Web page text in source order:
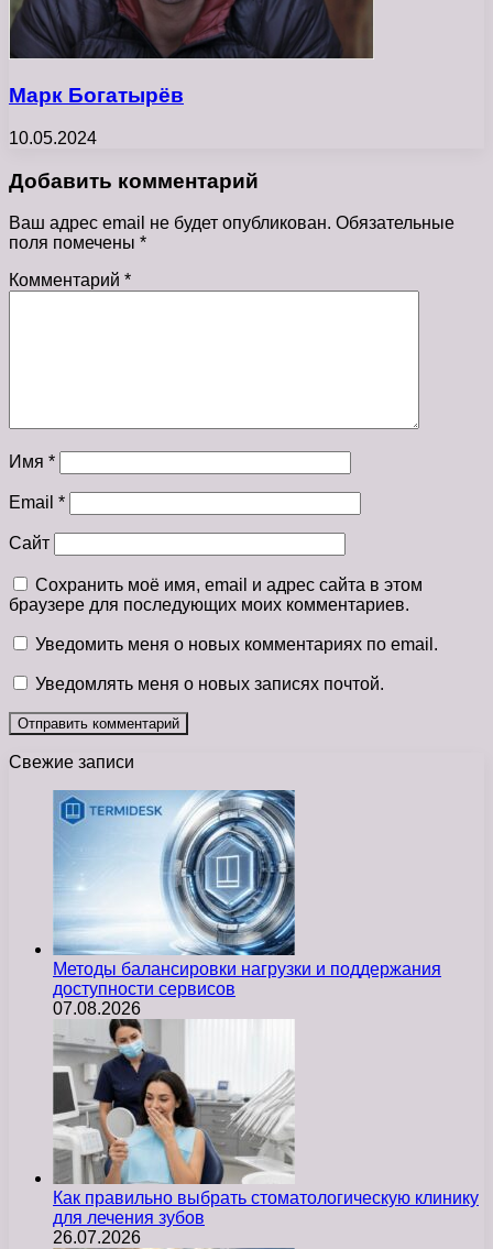
Марк Богатырёв
10.05.2024
Добавить комментарий
Ваш адрес email не будет опубликован. Обязательные
поля помечены *
Комментарий *
Имя *
Email *
Сайт
Сохранить моё имя, email и адрес сайта в этом
браузере для последующих моих комментариев.
Уведомить меня о новых комментариях по email.
Уведомлять меня о новых записях почтой.
Свежие записи
Методы балансировки нагрузки и поддержания
доступности сервисов
07.08.2026
Как правильно выбрать стоматологическую клинику
для лечения зубов
26.07.2026